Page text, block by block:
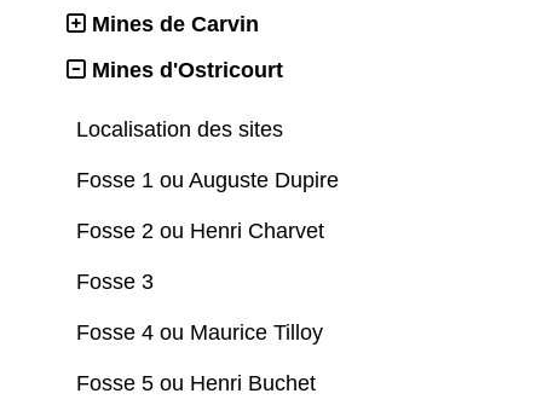
Mines de Carvin
Mines d'Ostricourt
Localisation des sites
Fosse 1 ou Auguste Dupire
Fosse 2 ou Henri Charvet
Fosse 3
Fosse 4 ou Maurice Tilloy
Fosse 5 ou Henri Buchet